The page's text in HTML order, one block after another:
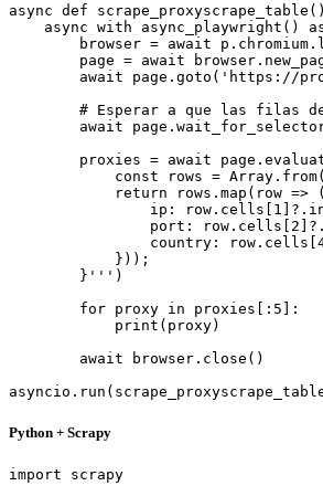
async def
async with async_playwright()
browser = await
page = await
await page.goto('https://
# Esperar a que las filas
await
proxies = await
const rows =
return rows.map(row =>
ip:
port:
country:
            }));
        }''')
        for proxy in proxies[:5]:
            print(proxy)
        await browser.close()
Python + Scrapy
import scrapy